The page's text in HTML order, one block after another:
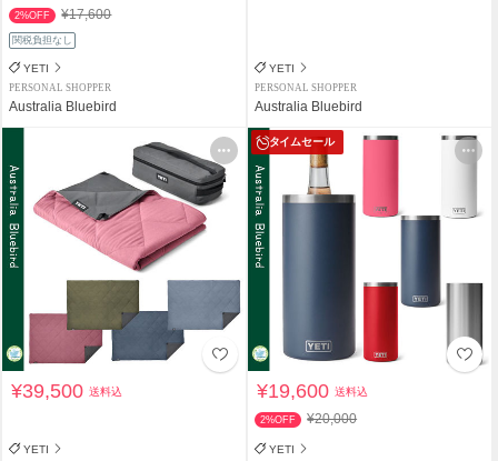
2%OFF ¥17,600
関税負担なし
YETI
PERSONAL SHOPPER
Australia Bluebird
YETI
PERSONAL SHOPPER
Australia Bluebird
¥39,500送料込
YETI
タイムセール
¥19,600送料込
2%OFF ¥20,000
YETI